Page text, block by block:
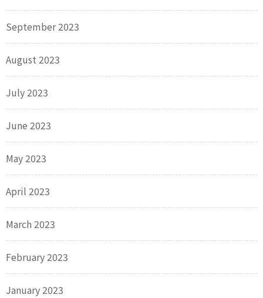
September 2023
August 2023
July 2023
June 2023
May 2023
April 2023
March 2023
February 2023
January 2023